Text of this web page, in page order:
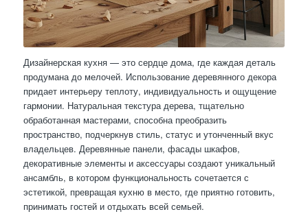
Дизайнерская кухня — это сердце дома, где каждая деталь
продумана до мелочей. Использование деревянного декора
придает интерьеру теплоту, индивидуальность и ощущение
гармонии. Натуральная текстура дерева, тщательно
обработанная мастерами, способна преобразить
пространство, подчеркнув стиль, статус и утонченный вкус
владельцев. Деревянные панели, фасады шкафов,
декоративные элементы и аксессуары создают уникальный
ансамбль, в котором функциональность сочетается с
эстетикой, превращая кухню в место, где приятно готовить,
принимать гостей и отдыхать всей семьей.